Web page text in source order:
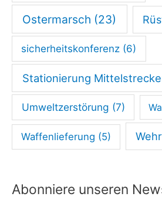
Ostermarsch (23)
sicherheitskonferenz (6)
Stationierung
Umweltzerstörung (7)
Waffenlieferung (5)
Abonniere unseren